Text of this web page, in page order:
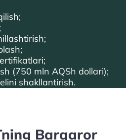
(750 mln AQSh dollari);
shakllantirish.
Barqaror